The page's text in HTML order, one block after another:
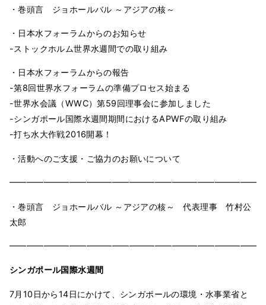
・巻頭言 ジョホールバル ～アジアの核～
・日本水フォーラムからのお知らせ
-ストックホルム世界水週間での取り組み
・日本水フォーラムからの報告
-第8回世界水フォーラムの準備プロセス始まる
-世界水会議（WWC）第59回理事会に参加しました
-シンガポール国際水週間期間におけるAPWFの取り組み
-打ち水大作戦2016開幕！
・活動へのご支援・ご協力のお願いについて
・巻頭言 ジョホールバル ～アジアの核～ 代表理事 竹村公
太郎
シンガポール国際水週間
7月10日から14日にかけて、シンガポールの環境・水事業省と